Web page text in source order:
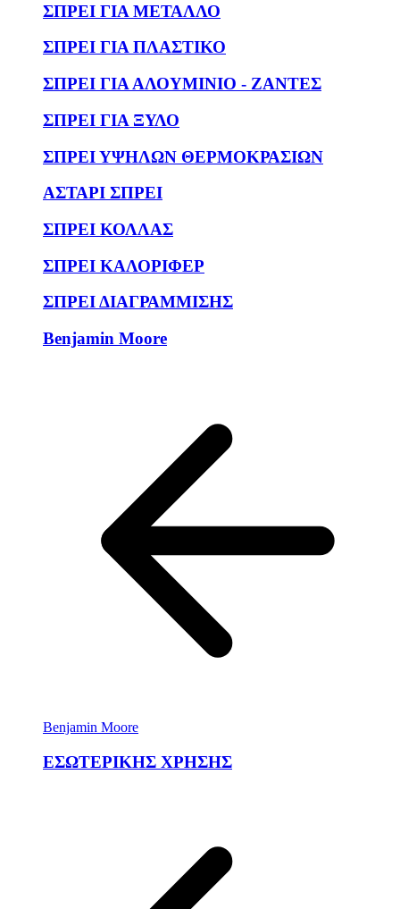
ΣΠΡΕΙ ΓΙΑ ΜΕΤΑΛΛΟ
ΣΠΡΕΙ ΓΙΑ ΠΛΑΣΤΙΚΟ
ΣΠΡΕΙ ΓΙΑ ΑΛΟΥΜΙΝΙΟ - ΖΑΝΤΕΣ
ΣΠΡΕΙ ΓΙΑ ΞΥΛΟ
ΣΠΡΕΙ ΥΨΗΛΩΝ ΘΕΡΜΟΚΡΑΣΙΩΝ
ΑΣΤΑΡΙ ΣΠΡΕΙ
ΣΠΡΕΙ ΚΟΛΛΑΣ
ΣΠΡΕΙ ΚΑΛΟΡΙΦΕΡ
ΣΠΡΕΙ ΔΙΑΓΡΑΜΜΙΣΗΣ
Benjamin Moore
Benjamin Moore
ΕΣΩΤΕΡΙΚΗΣ ΧΡΗΣΗΣ